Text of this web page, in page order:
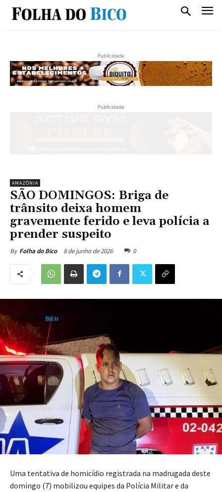
Publicidade
Publicidade
AMAZÔNIA
SÃO DOMINGOS: Briga de
trânsito deixa homem
gravemente ferido e leva polícia a
prender suspeito
By Folha do Bico 8 de junho de 2026 0
Uma tentativa de homicídio registrada na madrugada deste
domingo (7) mobilizou equipes da Polícia Militar e da